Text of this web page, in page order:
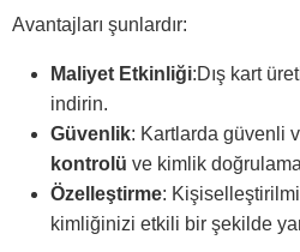
Avantajları şunlardır:
Maliyet Etkinliği:Dış kart
indirin.
Güvenlik: Kartlarda güvenli
kontrolü ve kimlik
Özelleştirme:
kimliğinizi etkili bir şekilde